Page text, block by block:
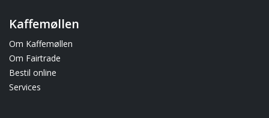
Kaffemøllen
Om Kaffemøllen
Om Fairtrade
Bestil online
Services